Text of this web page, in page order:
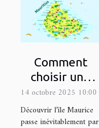
Comment
choisir une
excursion
adaptée à vos
intérêts à
14 octobre 2025 10:00
Découvrir l’île Maurice
passe inévitablement par